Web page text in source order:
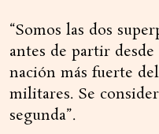
“Somos las dos
antes de partir
nación más fuerte
militares. Se
segunda”.